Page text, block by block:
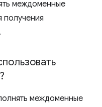
междоменные
получения
междоменные